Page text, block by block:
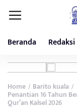
Beranda Redaksi
Home / Barito kuala /
Penantian 16 Tahun
Qur’an Kalsel 2026